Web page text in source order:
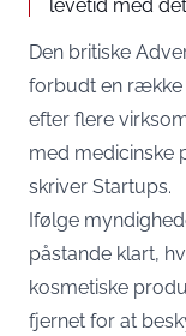
levetid med
Den britiske
forbudt en række
efter flere
med medicinske
skriver Startups.
Ifølge
påstande klart,
kosmetiske
fjernet for at